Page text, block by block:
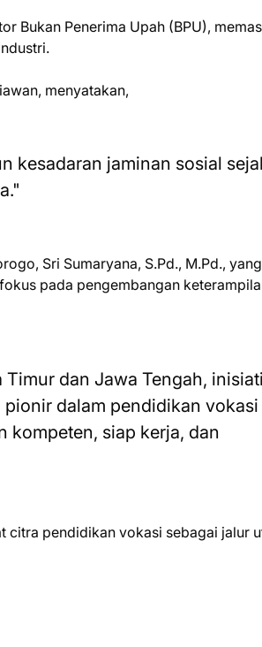
Bukan Penerima Upah (BPU),
menyatakan,
kesadaran jaminan sosial
Sri Sumaryana, S.Pd., M.Pd., yang
pada pengembangan
dan Jawa Tengah,
dalam pendidikan vokasi
kompeten, siap kerja, dan
citra pendidikan vokasi sebagai jalur